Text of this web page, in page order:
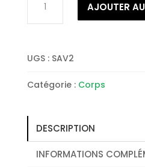
Savon
Menthe
poivrée
AJOUTER
UGS : SAV2
Catégorie : Corps
DESCRIPTION
INFORMATIONS